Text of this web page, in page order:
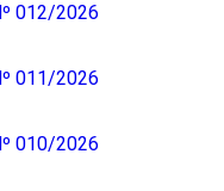
012/2026
011/2026
010/2026